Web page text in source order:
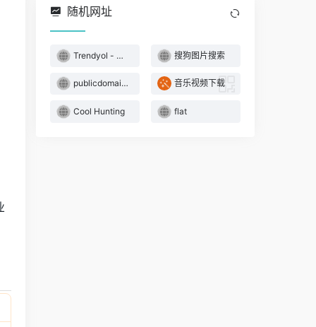
随机网址
Trendyol - 土耳其时尚电商平台 搜狗图片搜索
publicdomainvectors 音乐视频下载
Cool Hunting flat